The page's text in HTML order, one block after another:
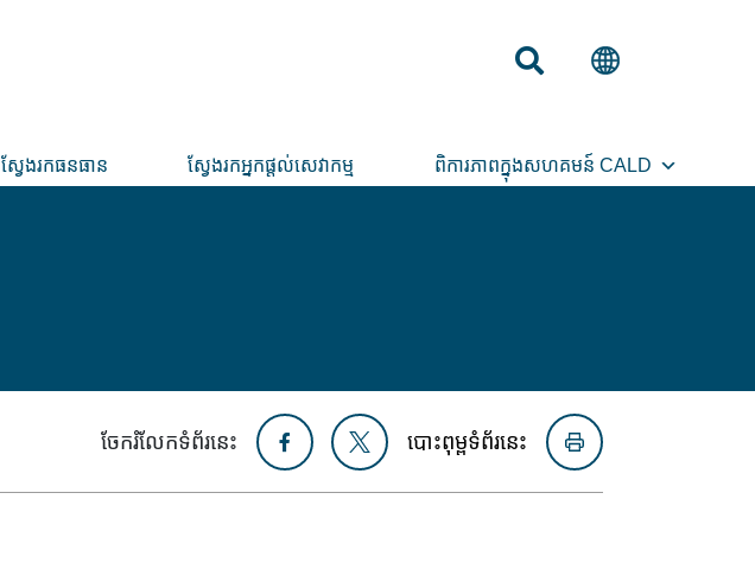
ស្វែងរកធនធាន ស្វែងរកអ្នកផ្តល់សេវាកម្ម ពិការភាពក្នុងសហគមន៍ CALD
ចែករំលែកទំព័រនេះ បោះពុម្ពទំព័រនេះ